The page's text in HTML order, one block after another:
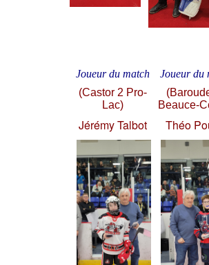
Joueur du match
(Castor 2 Pro-
Lac)
Joueur du
Beauce-
Jérémy Talbot Théo